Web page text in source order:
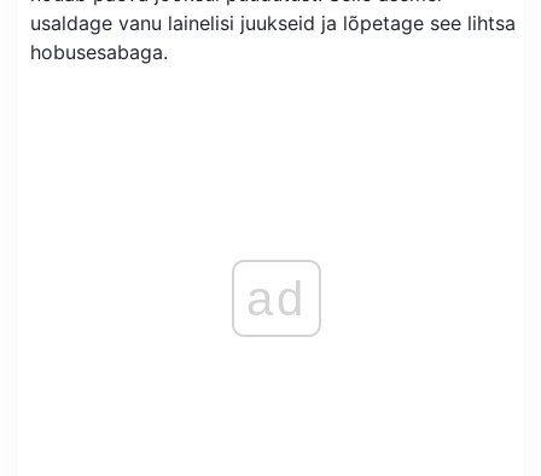
usaldage vanu lainelisi juukseid ja lõpetage see lihtsa
hobusesabaga.
ad